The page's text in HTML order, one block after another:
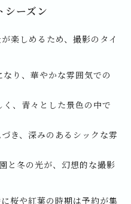
シーズン
楽しめるため、撮影のタイ
り、華やかな雰囲気での
、青々とした景色の中で
き、深みのあるシックな雰
と冬の光が、幻想的な撮影
桜や紅葉の時期は予約が集